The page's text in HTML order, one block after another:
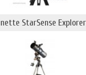
dans la gamme
le 5 ʺ ou 6 ʺ
StarSense Explorer